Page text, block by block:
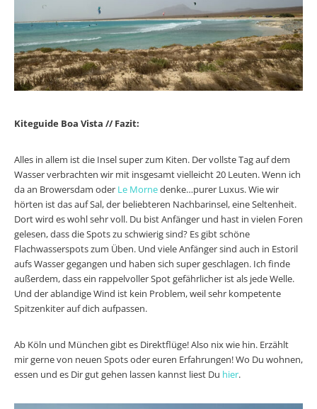
Kiteguide Boa Vista // Fazit:
Alles in allem ist die Insel super zum Kiten. Der vollste Tag auf dem
Wasser verbrachten wir mit insgesamt vielleicht 20 Leuten. Wenn ich
da an Browersdam oder Le Mornedenke…purer Luxus. Wie wir
hörten ist das auf Sal, der beliebteren Nachbarinsel, eine Seltenheit.
Dort wird es wohl sehr voll. Du bist Anfänger und hast in vielen Foren
gelesen, dass die Spots zu schwierig sind? Es gibt schöne
Flachwasserspots zum Üben. Und viele Anfänger sind auch in Estoril
aufs Wasser gegangen und haben sich super geschlagen. Ich finde
außerdem, dass ein rappelvoller Spot gefährlicher ist als jede Welle.
Und der ablandige Wind ist kein Problem, weil sehr kompetente
Spitzenkiter auf dich aufpassen.
Ab Köln und München gibt es Direktflüge! Also nix wie hin. Erzählt
mir gerne von neuen Spots oder euren Erfahrungen! Wo Du wohnen,
essen und es Dir gut gehen lassen kannst liest Du hier.